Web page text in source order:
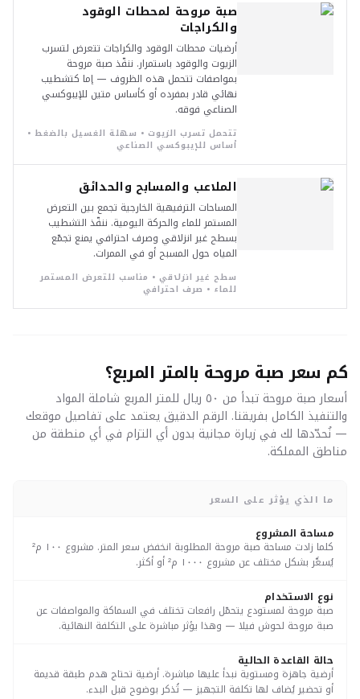
صبة مروحة لمحطات الوقود
والكراجات
أرضيات محطات الوقود والكراجات تتعرض لتسرب
الزيوت والوقود باستمرار. ننفّذ صبة مروحة
بمواصفات تتحمل هذه الظروف — إما كتشطيب
نهائي قادر بمفرده أو كأساس متين للإيبوكسي
الصناعي فوقه.
تتحمل تسرب الزيوت • سهلة الغسيل بالضغط •
أساس للإيبوكسي الصناعي
الملاعب والمسابح والحدائق
المساحات الترفيهية الخارجية تجمع بين التعرض
المستمر للماء والحركة اليومية. ننفّذ التشطيب
بسطح غير انزلاقي وصرف احترافي يمنع تجمّع
المياه حول المسبح أو في الممرات.
سطح غير انزلاقي • مناسب للتعرض المستمر
للماء • صرف احترافي
كم سعر صبة مروحة بالمتر المربع؟
أسعار صبة مروحة تبدأ من ٥٠ ريال للمتر المربع شاملة المواد
والتنفيذ الكامل بفريقنا. الرقم الدقيق يعتمد على تفاصيل موقعك
— نُحدّدها لك في زيارة مجانية بدون أي التزام في أي منطقة من
مناطق المملكة.
ما الذي يؤثر على السعر
مساحة المشروع
كلما زادت مساحة صبة مروحة المطلوبة انخفض سعر المتر. مشروع ١٠٠ م²
يُسعَّر بشكل مختلف عن مشروع ١٠٠٠ م² أو أكثر.
نوع الاستخدام
صبة مروحة لمستودع يتحمّل رافعات تختلف في السماكة والمواصفات عن
صبة مروحة لحوش فيلا — وهذا يؤثر مباشرة على التكلفة النهائية.
حالة القاعدة الحالية
أرضية جاهزة ومستوية نبدأ عليها مباشرة. أرضية تحتاج هدم طبقة قديمة
أو تحضير يُضاف لها تكلفة التجهيز — تُذكر بوضوح قبل البدء.